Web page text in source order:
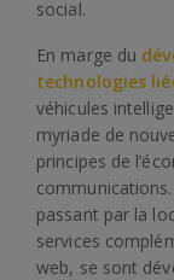
social.
En marge du
technologies
véhicules
myriade de
principes de
passant par la
services
web, se sont